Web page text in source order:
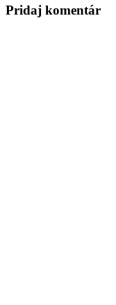
Pridaj komentár